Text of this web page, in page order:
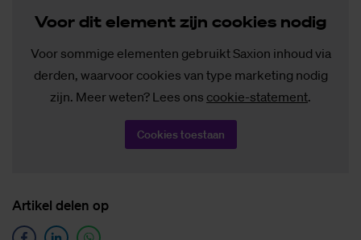
Voor dit ele­ment zijn coo­kies no­dig
Voor sommige elementen gebruikt Saxion inhoud via
derden, waarvoor cookies van type marketing nodig
zijn. Meer weten? Lees ons cookie-statement.
Cookies toestaan
Ar­ti­kel de­len op